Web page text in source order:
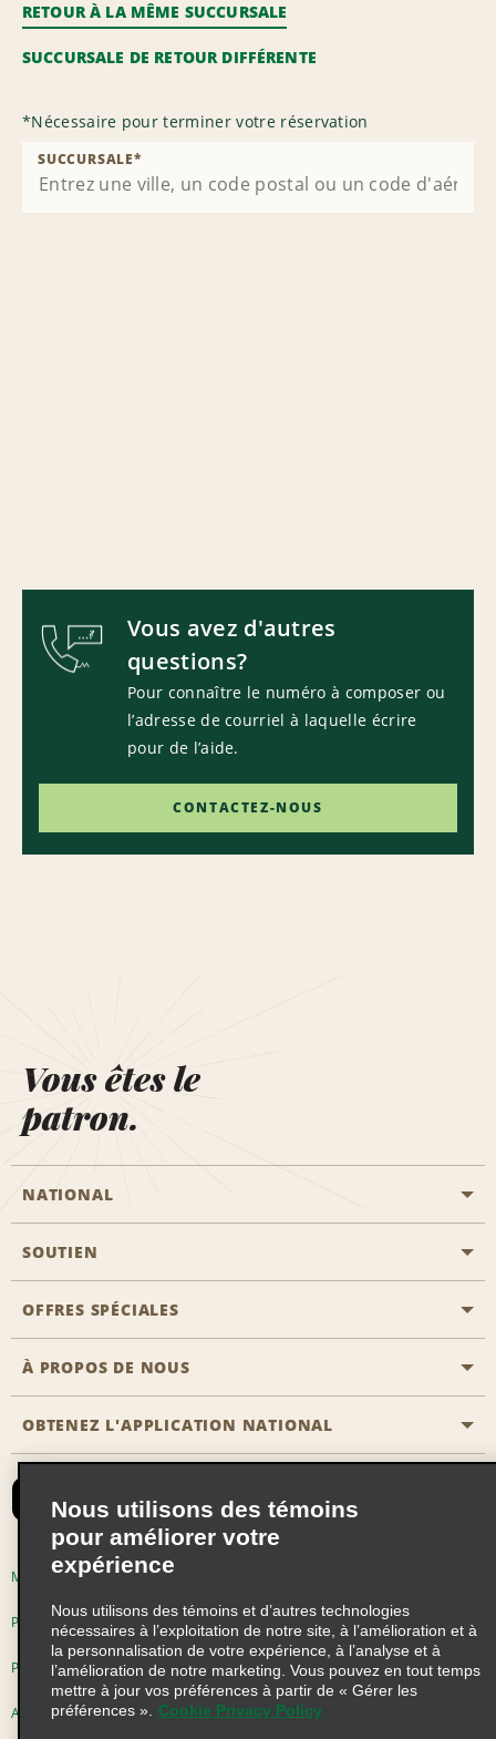
RETOUR À LA MÊME SUCCURSALE
SUCCURSALE DE RETOUR DIFFÉRENTE
*Nécessaire pour terminer votre réservation
SUCCURSALE*
Vous avez d'autres
questions?
Pour connaître le numéro à composer ou
l’adresse de courriel à laquelle écrire
pour de l’aide.
CONTACTEZ-NOUS
Vous êtes le
patron.
NATIONAL
Aviation générale
Emplacements Emerald Aisle
Agents de voyage
Réserver un véhicule pour quelqu'un d'autre
Emerald Club se connecter
Emerald Club S'inscrire
Emerald Club Avantages
Emerald Club Services
SOUTIEN
Clients ayant un handicap
Nous contacter
FAQ
OFFRES SPÉCIALES
Toutes les offres
Abonnement aux courriels
À PROPOS DE NOUS
Histoire de l’entreprise
Nouvelles et histoires
Responsabilité sociale
Occasions de franchise mondiales
Perspectives de carrière
OBTENEZ L'APPLICATION NATIONAL
Modalités d'utilisation
Politique sur les fichiers témoins
Pluriannuel d'accessibilité Choix de confidentialité
AdChoices
Nous utilisons des témoins
pour améliorer votre
expérience
Nous utilisons des témoins et d’autres technologies
nécessaires à l’exploitation de notre site, à l’amélioration et à
la personnalisation de votre expérience, à l’analyse et à
l’amélioration de notre marketing. Vous pouvez en tout temps
mettre à jour vos préférences à partir de « Gérer les
préférences ».
Cookie Privacy Policy